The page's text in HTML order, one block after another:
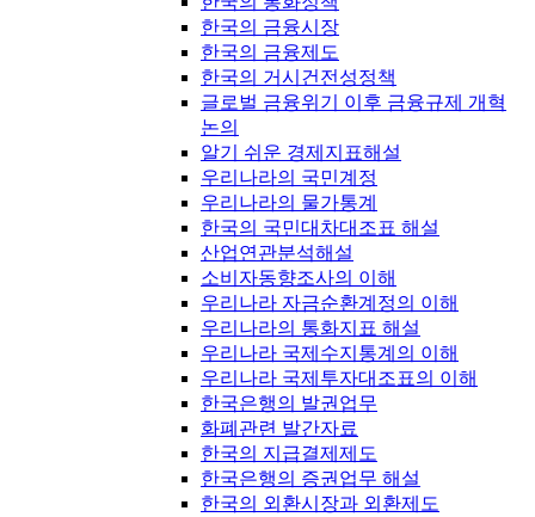
한국의 금융시장
한국의 금융제도
한국의 거시건전성정책
글로벌 금융위기 이후 금융규제 개혁
논의
알기 쉬운 경제지표해설
우리나라의 국민계정
우리나라의 물가통계
한국의 국민대차대조표 해설
산업연관분석해설
소비자동향조사의 이해
우리나라 자금순환계정의 이해
우리나라의 통화지표 해설
우리나라 국제수지통계의 이해
우리나라 국제투자대조표의 이해
한국은행의 발권업무
화폐관련 발간자료
한국의 지급결제제도
한국은행의 증권업무 해설
한국의 외환시장과 외환제도